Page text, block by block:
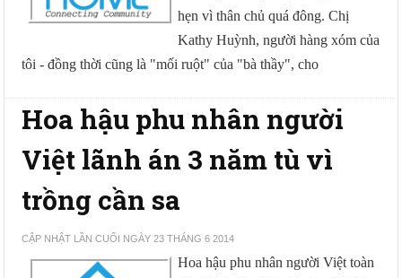
hẹn vì thân chủ quá đông. Chị
Kathy Huỳnh, người hàng xóm của
tôi - đồng thời cũng là "mối ruột" của "bà thầy", cho
Hoa hậu phu nhân người
Việt lãnh án 3 năm tù vì
trồng cần sa
CẬP NHẬT LẦN CUỐI NGÀY 23 THÁNG 6 2014
Hoa hậu phu nhân người Việt toàn